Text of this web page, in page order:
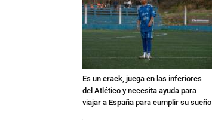
Es un crack, juega en las inferiores
del Atlético y necesita ayuda para
viajar a España para cumplir su sueño